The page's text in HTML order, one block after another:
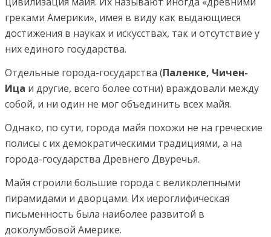
греками Америки», имея в виду как выдающиеся
достижения в науках и искусствах, так и отсутствие у
них единого государства.
Отдельные города-государства (Паленке, Чичен-
Ица и другие, всего более сотни) враждовали между
собой, и ни один не мог объединить всех майя.
Однако, по сути, города майя похожи не на греческие
полисы с их демократическими традициями, а на
города-государства Древнего Двуречья.
Майя строили большие города с великолепными
пирамидами и дворцами. Их иероглифическая
письменность была наиболее развитой в
доколумбовой Америке.